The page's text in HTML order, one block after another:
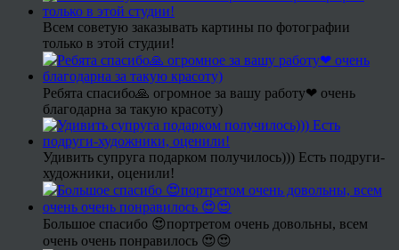
Всем советую заказывать картины по фотографии
только в этой студии!
Ребята спасибо🙏 огромное за вашу работу❤ очень
благодарна за такую красоту)
Удивить супруга подарком получилось))) Есть подруги-
художники, оценили!
Большое спасибо 😍портретом очень довольны, всем
очень очень понравилось 😍😍